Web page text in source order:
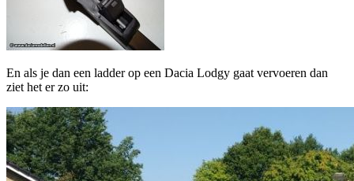
En als je dan een ladder op een Dacia Lodgy gaat vervoeren dan
ziet het er zo uit: